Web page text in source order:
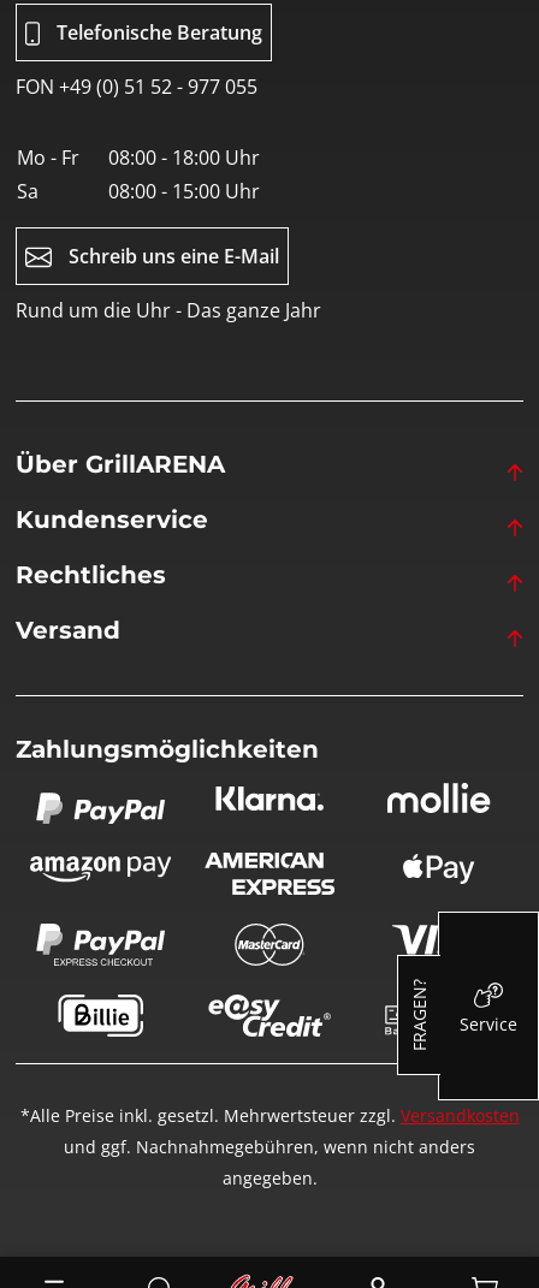
Telefonische Beratung
FON +49 (0) 51 52 - 977 055
Mo - Fr
08:00 - 18:00 Uhr
Sa
08:00 - 15:00 Uhr
Schreib uns eine E-Mail
Rund um die Uhr - Das ganze Jahr
Über GrillARENA
Kundenservice
Rechtliches
Versand
Zahlungsmöglichkeiten
*Alle Preise inkl. gesetzl. Mehrwertsteuer zzgl. Versandkosten
und ggf. Nachnahmegebühren, wenn nicht anders
angegeben.
FRAGEN? Service